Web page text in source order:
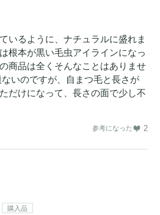
いるように、ナチュラルに盛れま
根本が黒い毛虫アイラインになっ
商品は全くそんなことはありませ
いのですが、自まつ毛と長さが
だけになって、長さの面で少し不
参考になった 2
購入品